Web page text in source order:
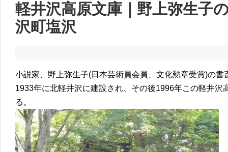
軽井沢高原文庫｜野上弥生子
沢町塩沢
小説家、野上弥生子(日本芸術員会員、文化勲章受賞)の書
1933年に北軽井沢に建設され、その後1996年この軽井沢
る。